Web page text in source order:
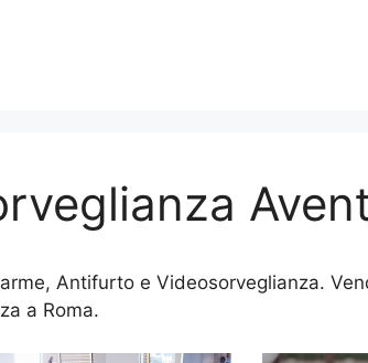
Antifurto e Videosorveglianza.
a Roma.